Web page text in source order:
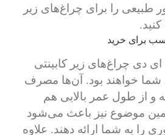
طبیعی را برای چراغ‌های زیر
دی چراغ‌های زیر کابینتی
شما خواهند بود. آن‌ها مصرف
و از طول عمر بالایی هم
موضوع نیز باعث می‌شود
را به شما ارائه دهند. علاوه